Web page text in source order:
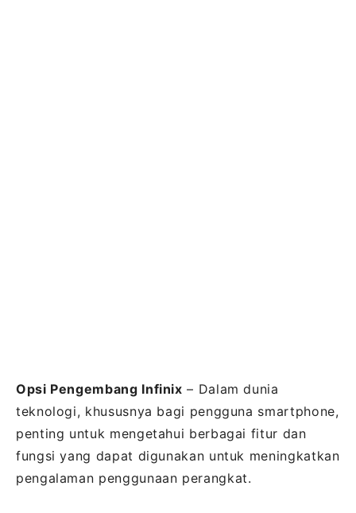
Opsi Pengembang Infinix – Dalam dunia
teknologi, khususnya bagi pengguna smartphone,
penting untuk mengetahui berbagai fitur dan
fungsi yang dapat digunakan untuk meningkatkan
pengalaman penggunaan perangkat.